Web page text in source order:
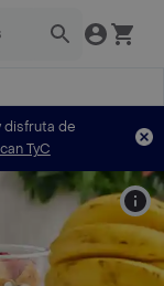
disfruta de
TyC